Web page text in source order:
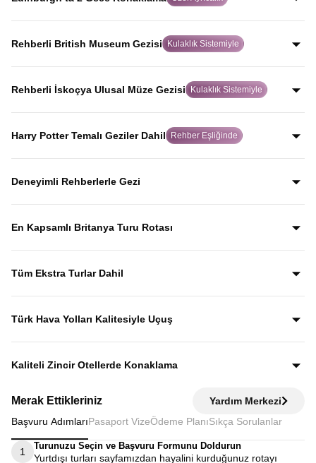
Birçok turda hızlıca geçilen Edinburgh’ta iki gece
konaklayarak şehri aceleye getirmeden, İskoç ruhunu
gerçekten hissederek keşfedersiniz.
Rehberli British Museum Gezisi Kulaklık Sistemiyle
Alanında uzman rehber eşliğinde ve kulaklık sistemiyle
yapılan bu özel gezide, birçok turda yer almayan British
Museum’u eserlerin hikayelerini dinleyerek gezersiniz.
Rehberli İskoçya Ulusal Müze Gezisi Kulaklık Sistemiyle
Uzman rehber anlatımı ve kulaklık sistemiyle, dünyaca
ünlü kopya koyun Dolly dahil olmak üzere İskoçya’nın
bilim ve tarih mirasını net şekilde keşfedersiniz.
Harry Potter Temalı Geziler Dahil Rehber Eşliğinde
Harry Potter’a ilham veren Elephant House Cafe,
Greyfriars Kirkyard ve Oxford Üniversitesi binalarını
Deneyimli Rehberlerle Gezi
Yıllardır bu tur rotasını birebir uygulayan ve deneyimleyen
rehberler eşliğinde gezerek; şehirleri sadece görmekle
En Kapsamlı Britanya Turu Rotası
İngiltere, İskoçya, Galler ve Kuzey İrlanda’yı tek turda
kapsayan bu özenle planlanmış rota, “orayı da görebilir
Tüm Ekstra Turlar Dahil
Yola çıktığınızda sürpriz ödemelerle karşılaşmazsınız.
Ekstra tur ücreti alınmaz; programda yer alan tüm geziler
Türk Hava Yolları Kalitesiyle Uçuş
Dünyanın en iyi havayollarından biri olan Türk Hava
Yolları’nın konforu ve hizmet kalitesiyle seyahat edersiniz.
Kaliteli Zincir Otellerde Konaklama
kalınırken, Avrupa Rüyası’nda merkeze yakın kaliteli zincir
otellerde konaklayarak zamanınızı verimli kullanırsınız.
Merak Ettikleriniz
Yardım Merkezi
Başvuru AdımlarıPasaport VizeÖdeme Planı Sıkça Sorulanlar
1
Turunuzu Seçin ve Başvuru Formunu Doldurun
Yurtdışı turları sayfamızdan hayalini kurduğunuz rotayı